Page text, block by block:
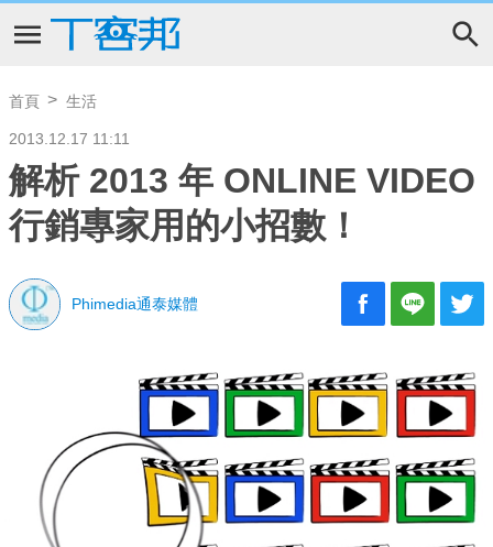
首頁 生活
2013.12.17 11:11
解析 2013 年 ONLINE VIDEO
行銷專家用的小招數！
Phimedia通泰媒體